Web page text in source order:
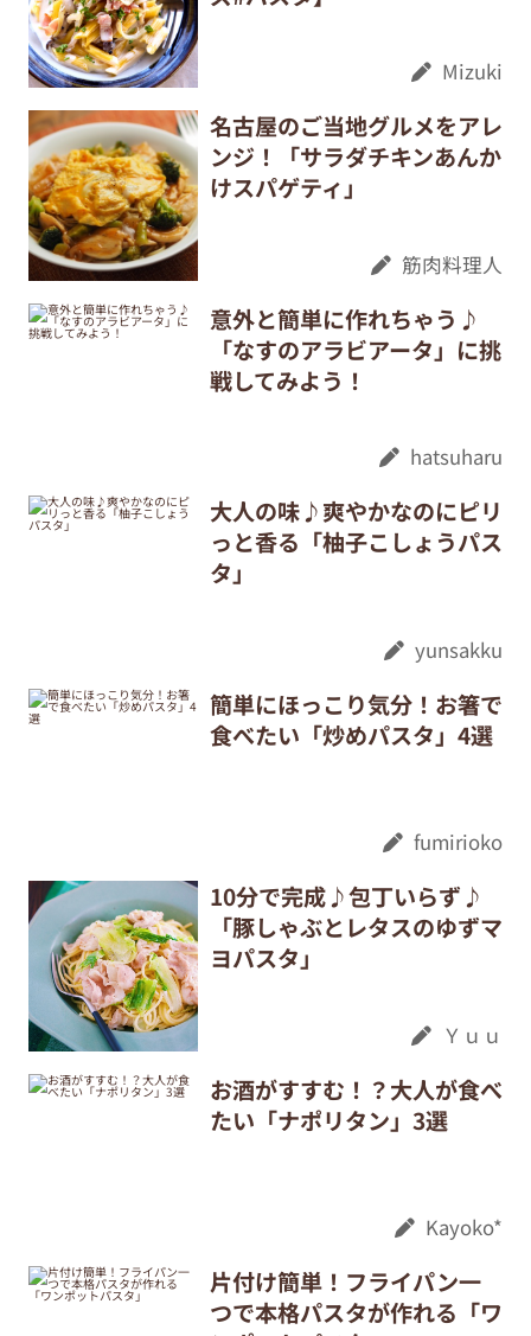
Mizuki
名古屋のご当地グルメをアレ
ンジ！「サラダチキンあんか
けスパゲティ」
筋肉料理人
意外と簡単に作れちゃう♪
「なすのアラビアータ」に挑
戦してみよう！
hatsuharu
大人の味♪爽やかなのにピリ
っと香る「柚子こしょうパス
タ」
yunsakku
簡単にほっこり気分！お箸で
食べたい「炒めパスタ」4選
fumirioko
10分で完成♪包丁いらず♪
「豚しゃぶとレタスのゆずマ
ヨパスタ」
Ｙｕｕ
お酒がすすむ！？大人が食べ
たい「ナポリタン」3選
Kayoko*
片付け簡単！フライパン一
つで本格パスタが作れる「ワ